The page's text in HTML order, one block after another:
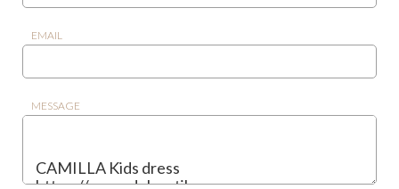
EMAIL
MESSAGE